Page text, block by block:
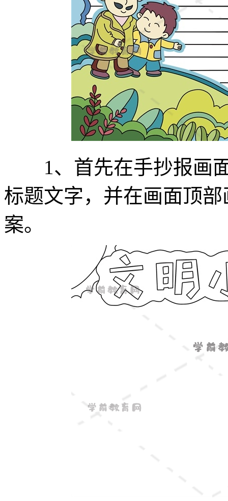
1、首先在手抄报画面
标题文字，并在画面顶
案。